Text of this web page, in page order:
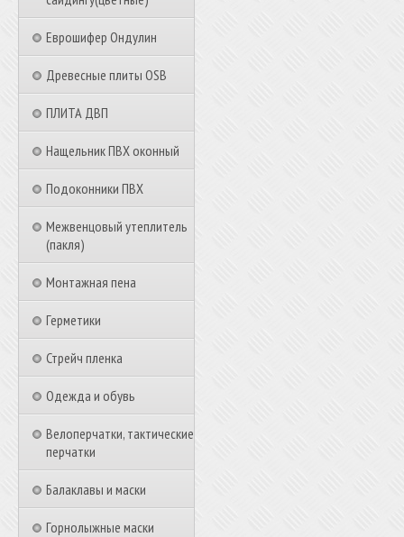
Еврошифер Ондулин
Древесные плиты OSB
ПЛИТА ДВП
Нащельник ПВХ оконный
Подоконники ПВХ
Межвенцовый утеплитель
(пакля)
Монтажная пена
Герметики
Стрейч пленка
Одежда и обувь
Велоперчатки, тактические
перчатки
Балаклавы и маски
Горнолыжные маски